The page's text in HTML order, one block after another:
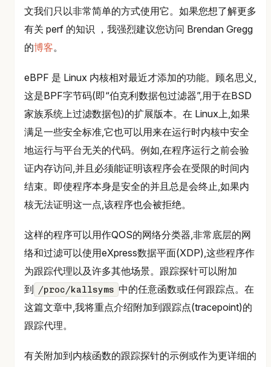
文我们只以非常简单的方式使用它。如果您想了解更多
有关 perf 的知识 ，我强烈建议您访问 Brendan Gregg
的博客。
eBPF 是 Linux 内核相对最近才添加的功能。顾名思义,
这是BPF字节码(即“伯克利数据包过滤器”,用于在BSD
家族系统上过滤数据包)的扩展版本。在 Linux上,如果
满足一些安全标准,它也可以用来在运行时内核中安全
地运行与平台无关的代码。例如,在程序运行之前会验
证内存访问,并且必须能证明该程序会在受限的时间内
结束。即使程序本身是安全的并且总是会终止,如果内
核无法证明这一点,该程序也会被拒绝。
这样的程序可以用作QOS的网络分类器,非常底层的网
络和过滤可以使用eXpress数据平面(XDP),这些程序作
为跟踪代理以及许多其他场景。跟踪探针可以附加
到 /proc/kallsyms 中的任意函数或任何跟踪点。在
这篇文章中,我将重点介绍附加到跟踪点(tracepoint)的
跟踪代理。
有关附加到内核函数的跟踪探针的示例或作为更详细的